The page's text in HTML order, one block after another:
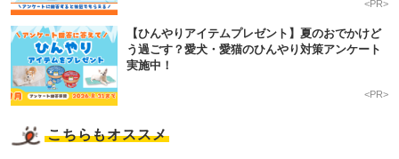
<PR>
【ひんやりアイテムプレゼント】夏のおでかけど
う過ごす？愛犬・愛猫のひんやり対策アンケート
実施中！
<PR>
こちらもオススメ